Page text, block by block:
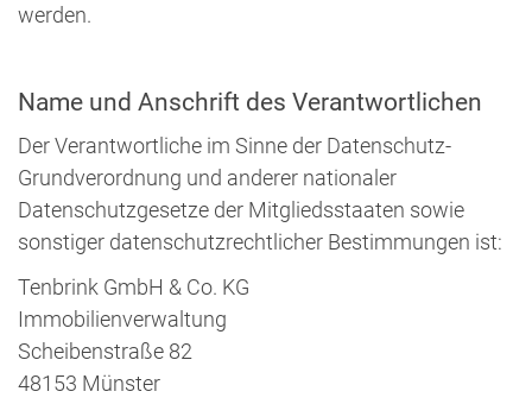
werden.
Name und Anschrift des Verantwortlichen
Der Verantwortliche im Sinne der Datenschutz-
Grundverordnung und anderer nationaler
Datenschutzgesetze der Mitgliedsstaaten sowie
sonstiger datenschutzrechtlicher Bestimmungen ist:
Tenbrink GmbH & Co. KG
Immobilienverwaltung
Scheibenstraße 82
48153 Münster